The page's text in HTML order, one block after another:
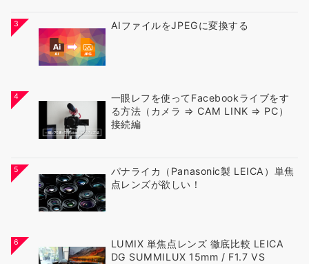
3 AIファイルをJPEGに変換する
4
一眼レフを使ってFacebookライブをす
る方法（カメラ ⇒ CAM LINK ⇒ PC）
接続編
5
パナライカ（Panasonic製 LEICA）単焦
点レンズが欲しい！
6
LUMIX 単焦点レンズ 徹底比較 LEICA
DG SUMMILUX 15mm / F1.7 VS